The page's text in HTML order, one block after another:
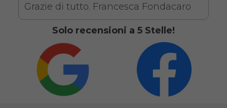
Noleggio sedia a rotelle seduta
46 cm con braccioli lunghi
estraibili e pedane elevabili
Grazie di tutto. Francesca Fondacaro
Solo recensioni a 5 Stelle!